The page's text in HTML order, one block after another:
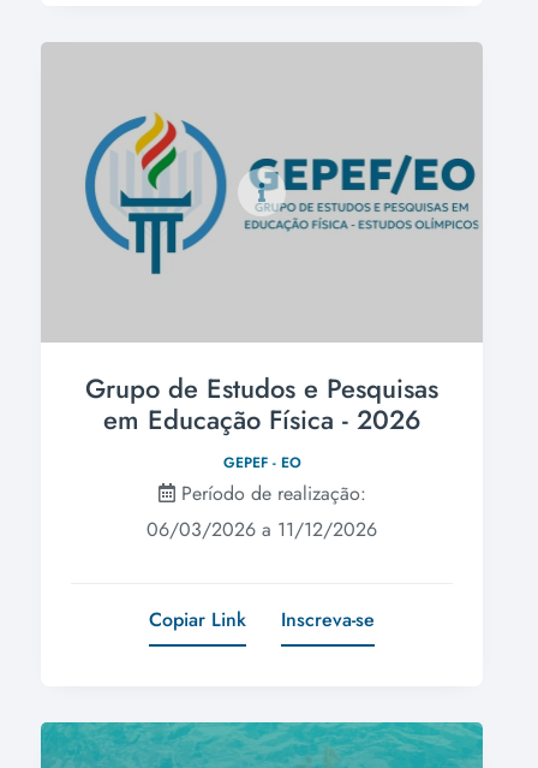
Grupo de Estudos e Pesquisas
em Educação Física - 2026
GEPEF - EO
Período de realização:
06/03/2026 a 11/12/2026
Copiar Link Inscreva-se